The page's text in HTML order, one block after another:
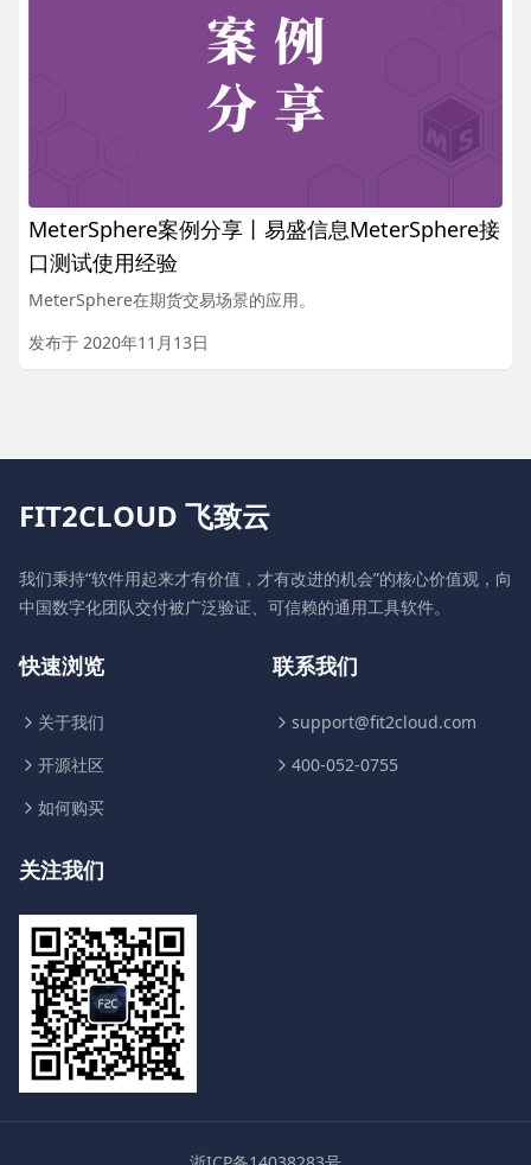
MeterSphere案例分享丨易盛信息MeterSphere接
口测试使用经验
MeterSphere在期货交易场景的应用。
发布于 2020年11月13日
FIT2CLOUD 飞致云
我们秉持“软件用起来才有价值，才有改进的机会”的核心价值观，向
中国数字化团队交付被广泛验证、可信赖的通用工具软件。
快速浏览
关于我们
开源社区
如何购买
联系我们
support@fit2cloud.com
400-052-0755
关注我们